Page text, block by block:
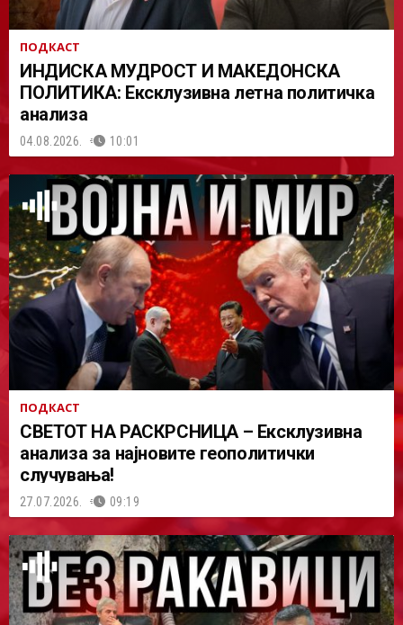
ПОДКАСТ
ИНДИСКА МУДРОСТ И МАКЕДОНСКА
ПОЛИТИКА: Ексклузивна летна политичка
анализа
04.08.2026. 10:01
ПОДКАСТ
СВЕТОТ НА РАСКРСНИЦА – Ексклузивна
анализа за најновите геополитички
случувања!
27.07.2026. 09:19